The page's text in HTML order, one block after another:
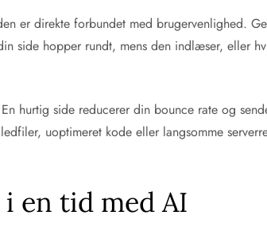
er direkte forbundet med brugervenlighed.
side hopper rundt, mens den indlæser, eller
hurtig side reducerer din bounce rate og
uoptimeret kode eller langsomme
en tid med AI